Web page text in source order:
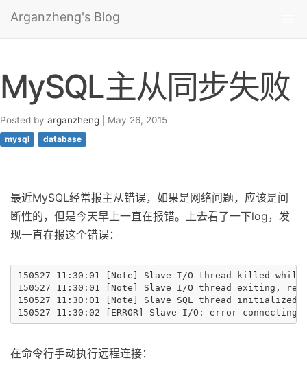
Arganzheng's Blog
MySQL主从同步失败
Posted by arganzheng | May 26, 2015
mysql database
最近MySQL经常报主从错误，如果是网络问题，应该是间
断性的，但是今天早上一直在报错。上去看了一下log，发
现一直在报这个错误：
150527 11:30:01 [Note] Slave I/O thread killed while
150527 11:30:01 [Note] Slave I/O thread exiting,
150527 11:30:01 [Note] Slave SQL thread
在命令行手动执行远程连接：